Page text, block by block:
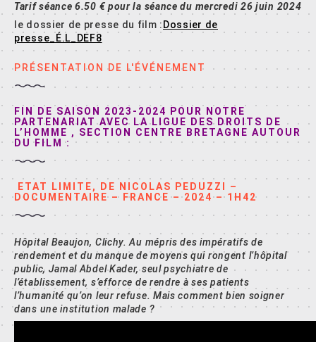
Tarif séance 6.50 € pour la séance du mercredi 26 juin 2024
le dossier de presse du film : Dossier de
presse_É.L_DEF8
PRÉSENTATION DE L'ÉVÉNEMENT
FIN DE SAISON 2023-2024 POUR NOTRE
PARTENARIAT AVEC LA LIGUE DES DROITS DE
L’HOMME , SECTION CENTRE BRETAGNE AUTOUR
DU FILM :
ETAT LIMITE, DE NICOLAS PEDUZZI –
DOCUMENTAIRE – FRANCE – 2024 – 1H42
Hôpital Beaujon, Clichy. Au mépris des impératifs de
rendement et du manque de moyens qui rongent l’hôpital
public, Jamal Abdel Kader, seul psychiatre de
l’établissement, s’efforce de rendre à ses patients
l’humanité qu’on leur refuse. Mais comment bien soigner
dans une institution malade ?